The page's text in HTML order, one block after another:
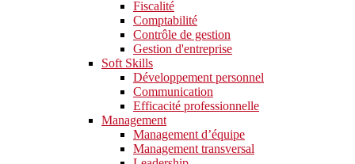
Fiscalité
Comptabilité
Contrôle de gestion
Gestion d'entreprise
Soft Skills​
Développement personnel
Communication
Efficacité professionnelle
Management
Management d’équipe
Management transversal